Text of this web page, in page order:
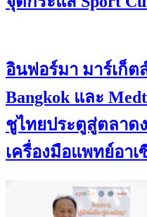
อินฟอร์มา มาร์เก็ต
Bangkok และ
ชูไทยประตูสู่ตลาด
เครื่องมือแพทย์อาเ